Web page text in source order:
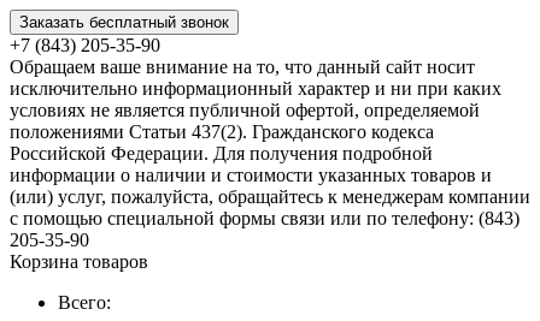
Заказать бесплатный звонок
+7 (843) 205-35-90
Обращаем ваше внимание на то, что данный сайт носит
исключительно информационный характер и ни при каких
условиях не является публичной офертой, определяемой
положениями Статьи 437(2). Гражданского кодекса
Российской Федерации. Для получения подробной
информации о наличии и стоимости указанных товаров и
(или) услуг, пожалуйста, обращайтесь к менеджерам компании
с помощью специальной формы связи или по телефону: (843)
205-35-90
Корзина товаров
Всего: